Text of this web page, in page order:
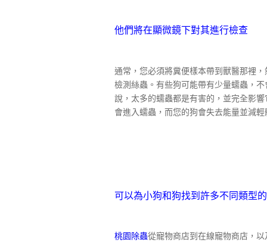
他們將在顯微鏡下對其進行檢查
通常，您必須將糞便樣本帶到獸醫那裡
檢測絲蟲。有些狗可能帶有少量蠕蟲，
說，太多的蠕蟲都是有害的，並完全影
會進入蠕蟲，而您的狗會失去能量並減
可以為小狗和狗找到許多不同類型
桃園除蟲從寵物商店到在線寵物商店，